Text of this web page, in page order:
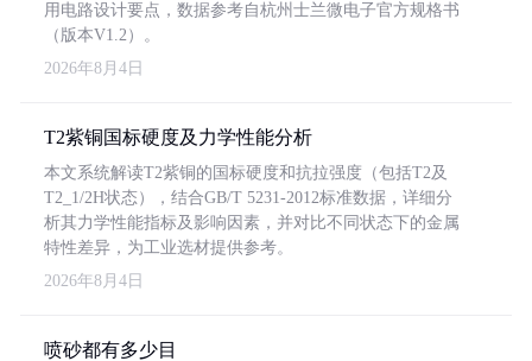
用电路设计要点，数据参考自杭州士兰微电子官方规格书
（版本V1.2）。
2026年8月4日
T2紫铜国标硬度及力学性能分析
本文系统解读T2紫铜的国标硬度和抗拉强度（包括T2及
T2_1/2H状态），结合GB/T 5231-2012标准数据，详细分
析其力学性能指标及影响因素，并对比不同状态下的金属
特性差异，为工业选材提供参考。
2026年8月4日
喷砂都有多少目